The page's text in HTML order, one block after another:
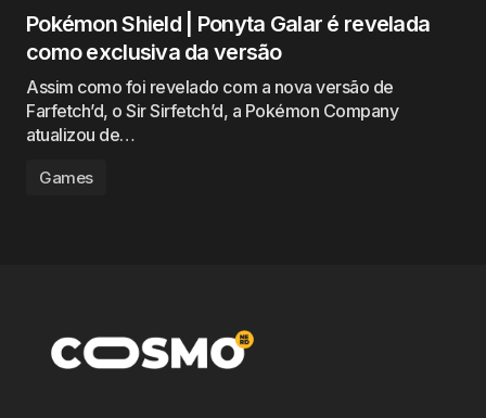
Pokémon Shield | Ponyta Galar é revelada
como exclusiva da versão
Assim como foi revelado com a nova versão de
Farfetch’d, o Sir Sirfetch’d, a Pokémon Company
atualizou de…
Games